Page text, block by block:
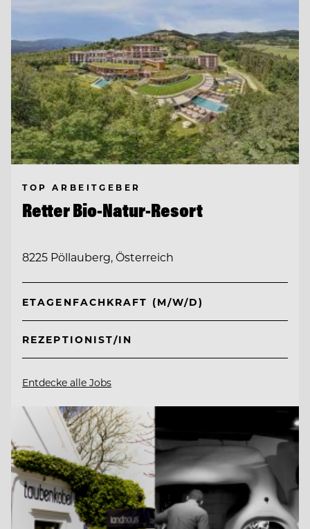
TOP ARBEITGEBER
Retter Bio-Natur-Resort
8225 Pöllauberg, Österreich
ETAGENFACHKRAFT (M/W/D)
REZEPTIONIST/IN
Entdecke alle Jobs